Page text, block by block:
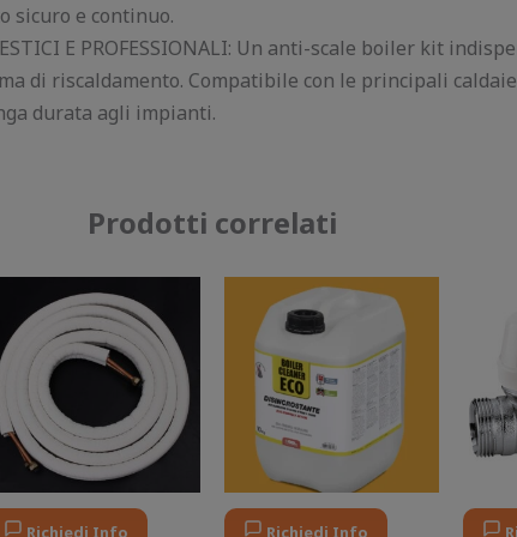
sicuro e continuo.
E PROFESSIONALI: Un anti-scale boiler kit
di riscaldamento. Compatibile con le principali
durata agli impianti.
Prodotti correlati
Richiedi Info
prezzo
originale
era:
50,00 €.
prezzo
attuale
è:
40,00 €.
Richiedi Info
Il
prezzo
originale
50,00 €.
Il
prezzo
attuale
è:
38,00 €.